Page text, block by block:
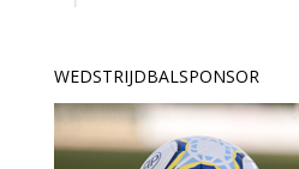
WEDSTRIJDBALSPONSOR